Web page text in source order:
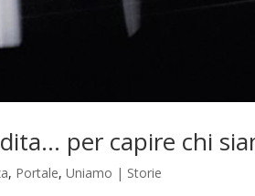
per capire chi
, Portale, Uniamo | Storie